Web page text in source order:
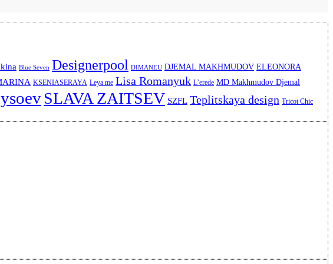
Blue Seven Designerpool DIMANEU DJEMAL MAKHMUDOV ELEONORA
KSENIASERAYA Leya me Lisa Romanyuk L’erede MD Makhmudov Djemal
SLAVA ZAITSEV SZFL Teplitskaya design Tricot Chic